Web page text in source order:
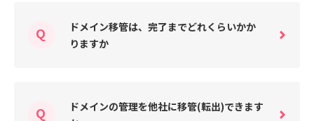
ドメイン移管は、完了までどれくらいかか
りますか
ドメインの管理を他社に移管(転出)できます